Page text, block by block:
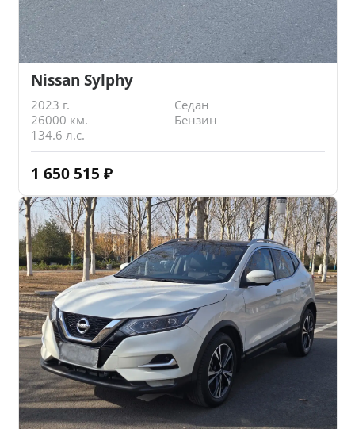
Nissan Sylphy
2023 г.
Седан
26000 км.
Бензин
134.6 л.с.
1 650 515 ₽